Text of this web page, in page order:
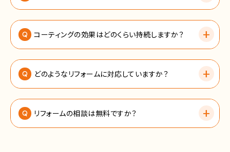
Q コーティングの効果はどのくらい持続しますか？
Q どのようなリフォームに対応していますか？
Q リフォームの相談は無料ですか？